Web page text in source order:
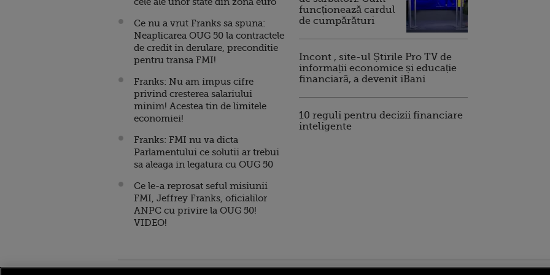
Ce nu a vrut Franks sa spuna:
Neaplicarea OUG 50 la contractele
de credit in derulare, preconditie
pentru transa FMI!
Franks: Nu am impus cifre
privind cresterea salariului
minim! Acestea tin de limitele
economiei!
Franks: FMI nu va dicta
Parlamentului ce solutii ar trebui
sa aleaga in legatura cu OUG 50
Ce le-a reprosat seful misiunii
FMI, Jeffrey Franks, oficialilor
ANPC cu privire la OUG 50!
VIDEO!
funcționează cardul
de cumpărături
Incont , site-ul Știrile Pro TV de
informații economice și educație
financiară, a devenit iBani
10 reguli pentru decizii financiare
inteligente